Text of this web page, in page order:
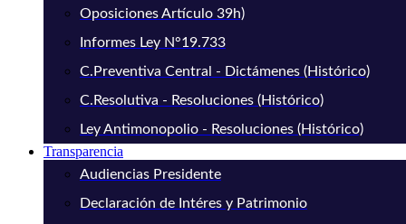
Oposiciones Artículo 39h)
Informes Ley N°19.733
C.Preventiva Central - Dictámenes (Histórico)
C.Resolutiva - Resoluciones (Histórico)
Ley Antimonopolio - Resoluciones (Histórico)
Transparencia
Audiencias Presidente
Declaración de Intéres y Patrimonio